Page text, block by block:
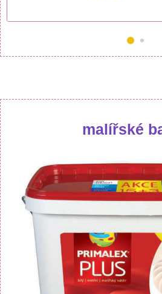
malířské